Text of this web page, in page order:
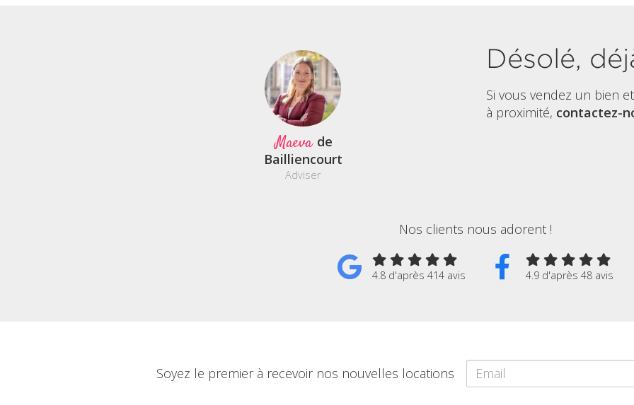
Maeva de
Bailliencourt
Adviser
Désolé,
Si vous vendez un bien
à proximité, contactez-
Nos clients nous adorent !
4.8 d'après 414 avis 4.9 d'après 48 avis
Soyez le premier à recevoir nos nouvelles locations